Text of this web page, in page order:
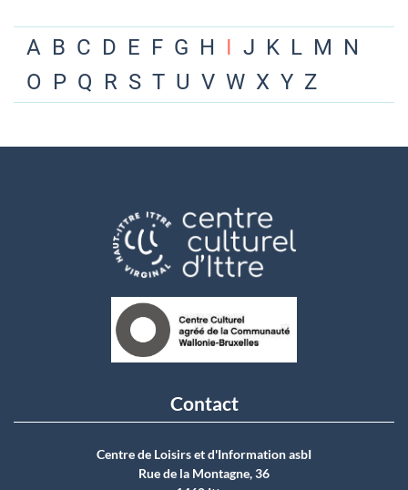
A B C D E F G H I J K L M N
O P Q R S T U V W X Y Z
Contact
Centre de Loisirs et d'Information asbI
Rue de la Montagne, 36